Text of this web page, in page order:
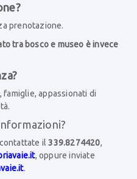
prenotazione.
tra bosco e museo è invece
famiglie, appassionati di
il339.8274420,
, oppure inviate
.